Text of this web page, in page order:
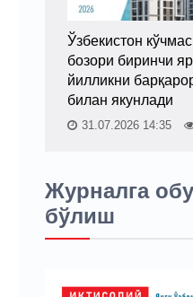
Ўзбекистон
бозори биринчи
йилликни
билан якунлади
31.07.2026 14:35
Журналга
бўлиш